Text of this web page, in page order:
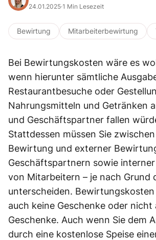
24.01.2025·1 Min Lesezeit
Bewirtung Mitarbeiterbewirtung
Bei Bewirtungskosten wäre es
wenn hierunter sämtliche
Restaurantbesuche oder
Nahrungsmitteln und Getränken
und Geschäftspartner fallen
Stattdessen müssen Sie
Bewirtung und externer
Geschäftspartnern sowie
von Mitarbeitern – je nach Grund
unterscheiden.
auch keine Geschenke oder nicht
Geschenke. Auch wenn Sie dem
durch eine kostenlose Speise